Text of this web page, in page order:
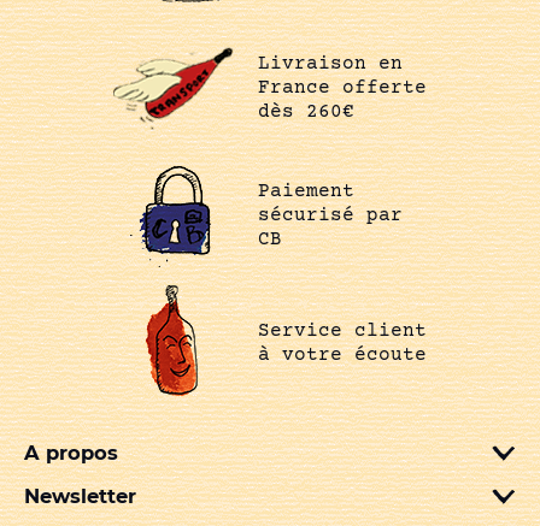
Livraison en
France offerte
dès 260€
Paiement
sécurisé par
CB
Service client
à votre écoute
A propos
Newsletter